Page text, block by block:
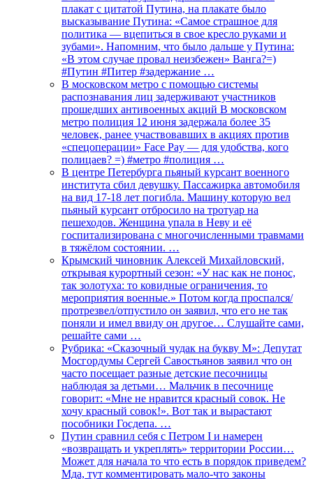
плакат с цитатой Путина, на плакате было
высказывание Путина: «Самое страшное для
политика — вцепиться в свое кресло руками и
зубами». Напомним, что было дальше у Путина:
«В этом случае провал неизбежен» Ванга?=)
#Путин #Питер #задержание …
В московском метро с помощью системы
распознавания лиц задерживают участников
прошедших антивоенных акций В московском
метро полиция 12 июня задержала более 35
человек, ранее участвовавших в акциях против
«спецоперации» Face Pay — для удобства, кого
полицаев? =) #метро #полиция …
В центре Петербурга пьяный курсант военного
института сбил девушку. Пассажирка автомобиля
на вид 17-18 лет погибла. Машину которую вел
пьяный курсант отбросило на тротуар на
пешеходов. Женщина упала в Неву и её
госпитализирована с многочисленными травмами
в тяжёлом состоянии. …
Крымский чиновник Алексей Михайловский,
открывая курортный сезон: «У нас как не понос,
так золотуха: то ковидные ограничения, то
мероприятия военные.» Потом когда проспался/
протрезвел/отпустило он заявил, что его не так
поняли и имел ввиду он другое… Слушайте сами,
решайте сами …
Рубрика: «Сказочный чудак на букву М»: Депутат
Мосгордумы Сергей Савостьянов заявил что он
часто посещает разные детские песочницы
наблюдая за детьми… Мальчик в песочнице
говорит: «Мне не нравится красный совок. Не
хочу красный совок!». Вот так и вырастают
пособники Госдепа. …
Путин сравнил себя с Петром I и намерен
«возвращать и укреплять» территории России…
Может для начала то что есть в порядок приведем?
Мда, тут комментировать мало-что законы